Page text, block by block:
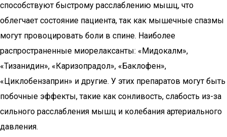
способствуют быстрому расслаблению мышц, что
облегчает состояние пациента, так как мышечные спазмы
могут провоцировать боли в спине. Наиболее
распространенные миорелаксанты: «Мидокалм»,
«Тизанидин», «Каризопрадол», «Баклофен»,
«Циклобензаприн» и другие. У этих препаратов могут быть
побочные эффекты, такие как сонливость, слабость из-за
сильного расслабления мышц и колебания артериального
давления.